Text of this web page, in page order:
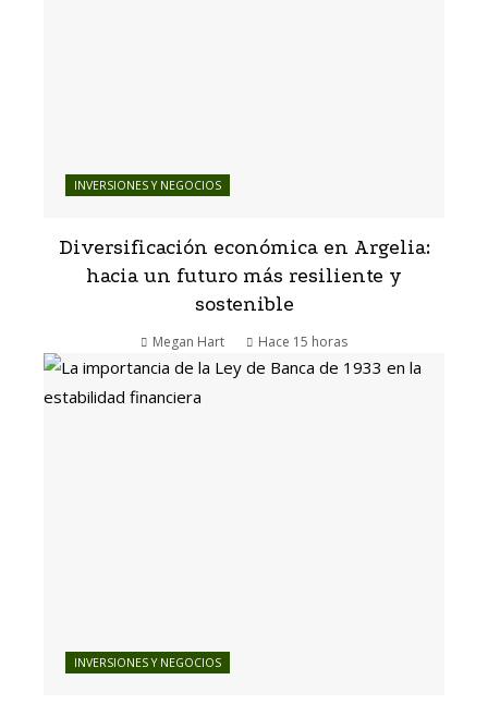
INVERSIONES Y NEGOCIOS
Diversificación económica en Argelia:
hacia un futuro más resiliente y
sostenible
Megan Hart Hace 15 horas
INVERSIONES Y NEGOCIOS